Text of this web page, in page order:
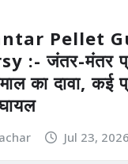
Pellet
:- जंतर-मंतर
का दावा, कई
Jul 23, 2026